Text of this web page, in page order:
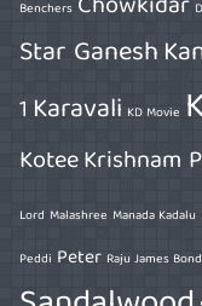
Benchers
Star Ganesh
1 Karavali KD Movie
KoteeKrishnam
Lord Malashree Manada Kadalu
Peddi Peter Raju James Bond